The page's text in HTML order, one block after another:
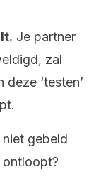
Je partner
zal
‘testen’
gebeld
ontloopt?